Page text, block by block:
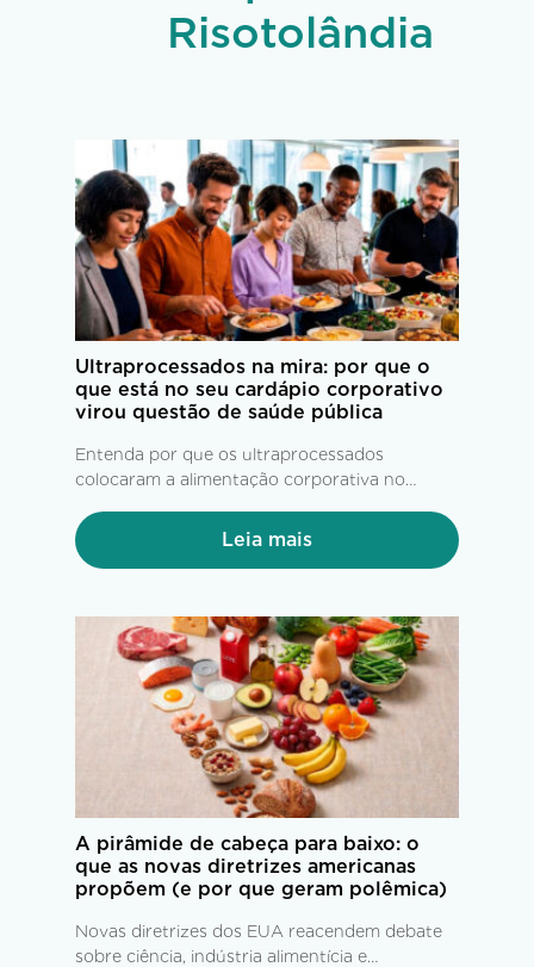
Risotolândia
Ultraprocessados na mira: por que o
que está no seu cardápio corporativo
virou questão de saúde pública
Entenda por que os ultraprocessados
colocaram a alimentação corporativa no
produtividade e bem-estar.
Leia mais
A pirâmide de cabeça para baixo: o
que as novas diretrizes americanas
propõem (e por que geram polêmica)
Novas diretrizes dos EUA reacendem debate
sobre ciência, indústria alimentícia e